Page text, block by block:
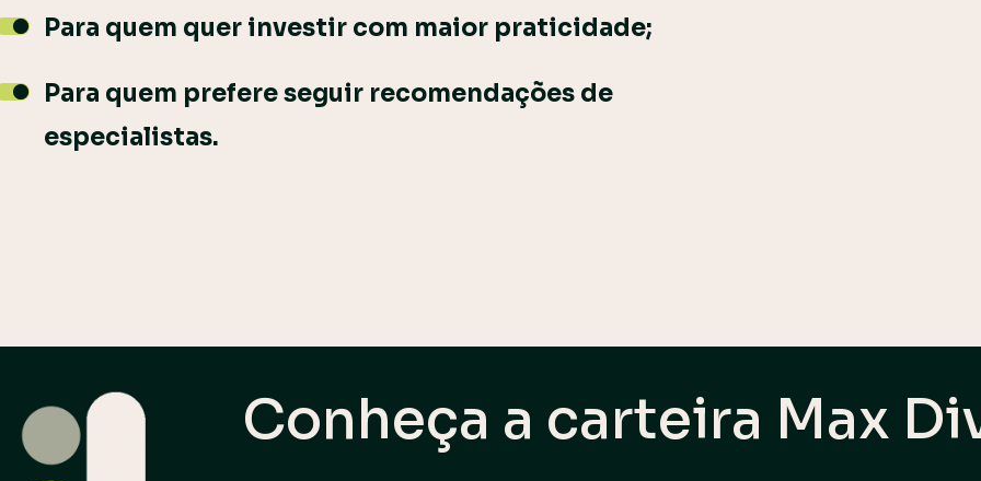
Para quem quer investir com maior praticidade;
Para quem prefere seguir recomendações de
especialistas.
Conheça a carteira Max